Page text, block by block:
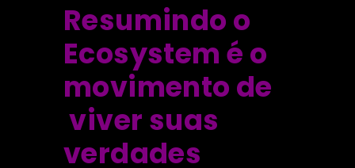
Resumindo o
Ecosystem é o
movimento de
viver suas
verdades